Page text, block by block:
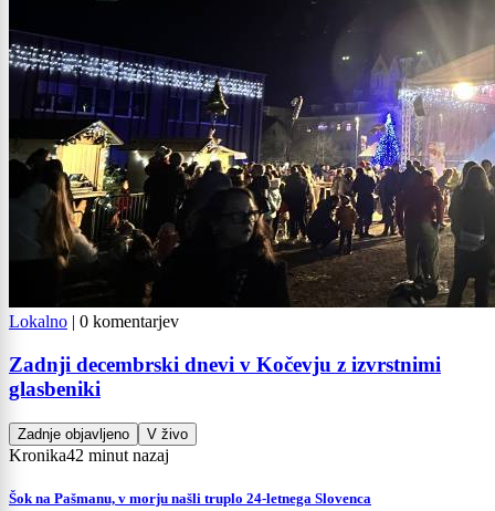
Lokalno | 0 komentarjev
Zadnji decembrski dnevi v Kočevju z izvrstnimi
glasbeniki
Zadnje objavljeno V živo
Kronika42 minut nazaj
Šok na Pašmanu, v morju našli truplo 24-letnega Slovenca